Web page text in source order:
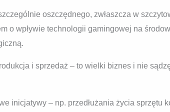
oszczędnego, zwłaszcza w
o wpływie technologii gamingowej na
i sprzedaż – to wielki biznes i nie
inicjatywy – np. przedłużania życia sprzętu